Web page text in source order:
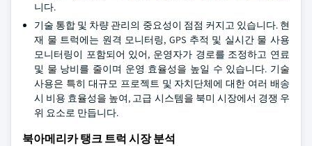
니다.
기술 통합 및 차량 관리의 중요성이 점점 커지고 있습니다. 현
재 물 트럭에는 원격 모니터링, GPS 추적 및 실시간 물 사용
모니터링이 포함되어 있어, 운영자가 경로를 조정하고 연료
및 물 낭비를 줄이며 운영 효율성을 높일 수 있습니다. 기술
사용은 특히 대규모 프로젝트 및 자치단체에 대한 여러 배송
시 비용 효율성을 높여, 고급 시스템을 북미 시장에서 경쟁 우
위 요소로 만듭니다.
북아메리카 탱크 트럭 시장 분석